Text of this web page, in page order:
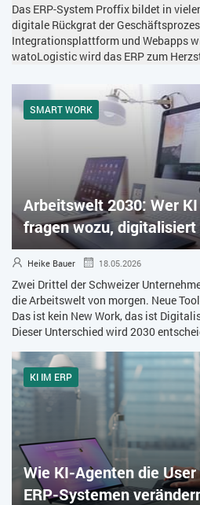
SOCIAL COMMERCE SOCIAL-
SOFTWARE-AS-A-SERVICE
TRANSPORTLOGISTIK /
USER EXPERIENCE WEBDESIGN
ZEITWIRTSCHAFT
Das ERP-System Proffix bildet in
digitale Rückgrat der
Integrationsplattform und Webapps
watoLogistic wird das ERP zum
SMART WORK
Arbeitswelt 2030: Wer
fragen wozu,
Heike Bauer 18.05.2026
Zwei Drittel der Schweizer
die Arbeitswelt von morgen. Neue
Das ist kein New Work, das ist
Dieser Unterschied wird 2030
KI IM ERP
Wie KI-Agenten die
ERP-Systemen